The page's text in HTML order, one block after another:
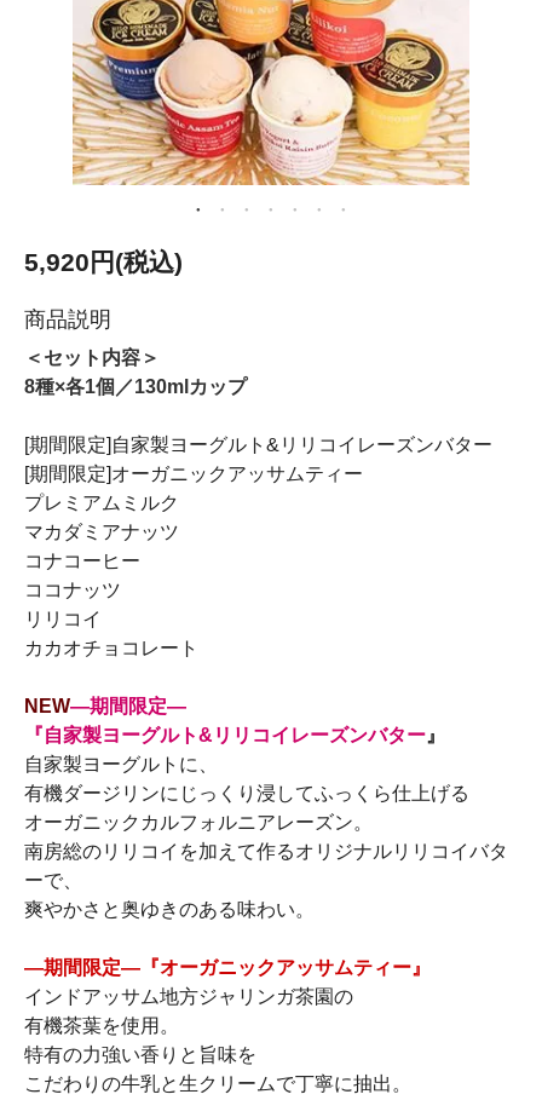
5,920円(税込)
商品説明
＜セット内容＞
8種×各1個／130mlカップ
[期間限定]自家製ヨーグルト&リリコイレーズンバター
[期間限定]オーガニックアッサムティー
プレミアムミルク
マカダミアナッツ
コナコーヒー
ココナッツ
リリコイ
カカオチョコレート
NEW―期間限定―
『自家製ヨーグルト&リリコイレーズンバター 』
自家製ヨーグルトに、
有機ダージリンにじっくり浸してふっくら仕上げる
オーガニックカルフォルニアレーズン。
南房総のリリコイを加えて作るオリジナルリリコイバタ
ーで、
爽やかさと奥ゆきのある味わい。
―期間限定―『オーガニックアッサムティー』
インドアッサム地方ジャリンガ茶園の
有機茶葉を使用。
特有の力強い香りと旨味を
こだわりの牛乳と生クリームで丁寧に抽出。